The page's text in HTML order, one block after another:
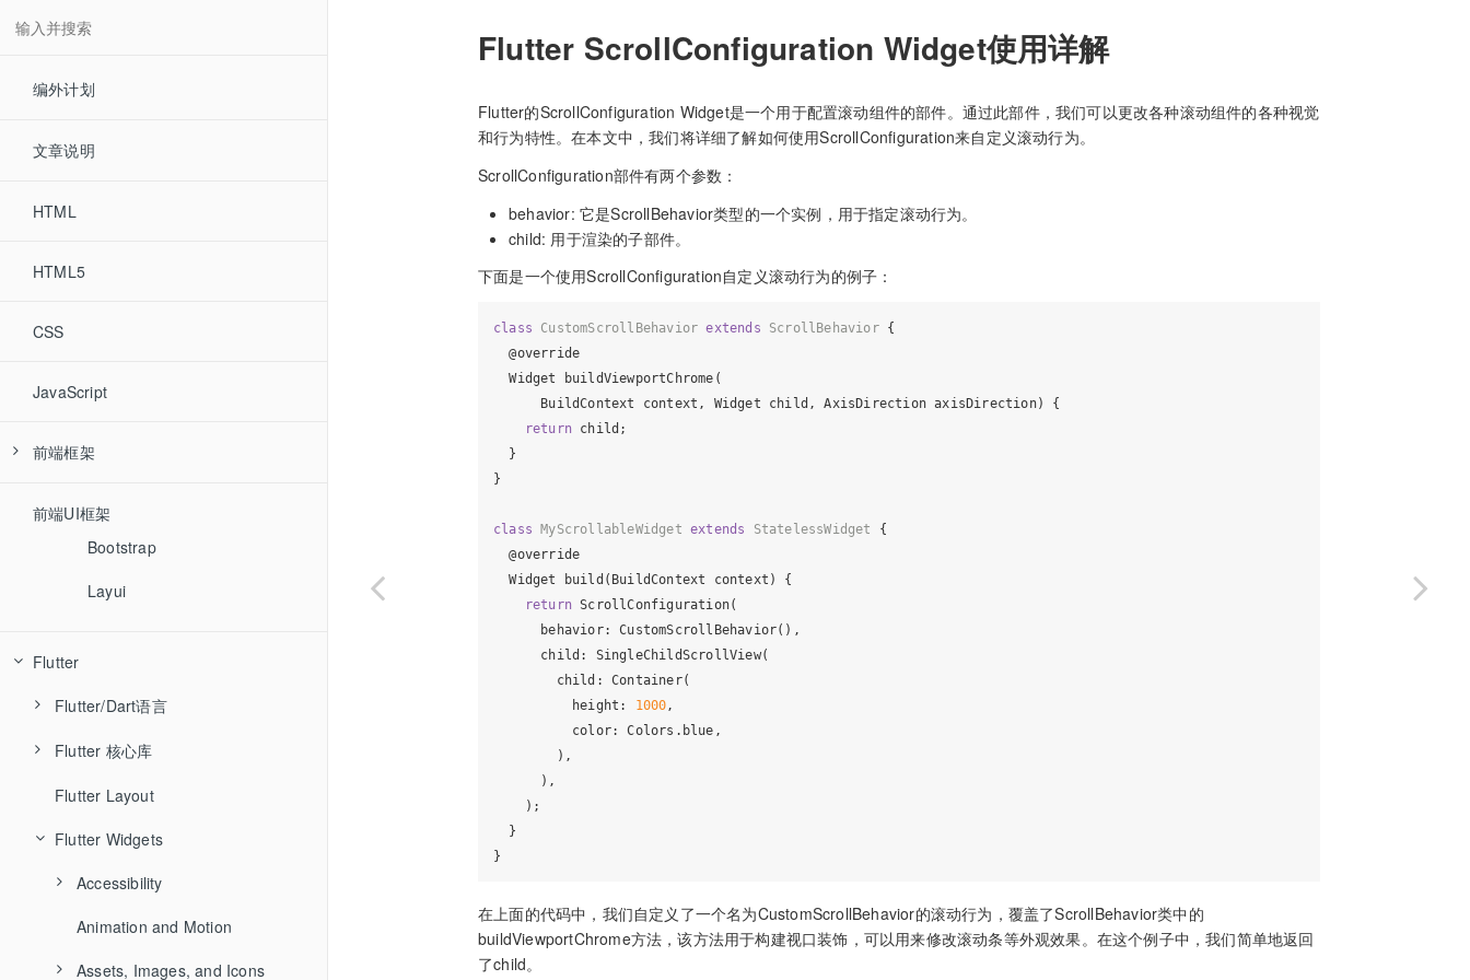
编外计划
文章说明
HTML
HTML5
CSS
JavaScript
前端框架
React
jQuery
Ember
Backbone
前端UI框架
Bootstrap
Layui
Flutter
Flutter/Dart语言
关键字
async
await
Flutter/Dart核心库
dart:async
dart:collection
dart:convert
dart:core
Flutter 核心库
animation
cupertino
foundation
gestures
material
Flutter Layout
Flutter Widgets
Accessibility
ExcludeSemantics
MergeSemantics
Animation and Motion
Assets, Images, and Icons
Flutter ScrollConfiguration Widget使用详解
Flutter的ScrollConfiguration Widget是一个用于配置滚动组件的部件。通过此部件，我们可以更改各种滚动组件的各种视觉
和行为特性。在本文中，我们将详细了解如何使用ScrollConfiguration来自定义滚动行为。
ScrollConfiguration部件有两个参数：
behavior: 它是ScrollBehavior类型的一个实例，用于指定滚动行为。
child: 用于渲染的子部件。
下面是一个使用ScrollConfiguration自定义滚动行为的例子：
class CustomScrollBehavior extends ScrollBehavior {
@override
  Widget buildViewportChrome(
      BuildContext context, Widget child, AxisDirection axisDirection) {
return child;
  }
}
class MyScrollableWidget extends StatelessWidget
{
@override
  Widget build(BuildContext context) {
return ScrollConfiguration(
      behavior: CustomScrollBehavior(),
      child: SingleChildScrollView(
        child: Container(
          height:
1000,
          color: Colors.blue,
        ),
      ),
    );
  }
在上面的代码中，我们自定义了一个名为CustomScrollBehavior的滚动行为，覆盖了ScrollBehavior类中的
buildViewportChrome方法，该方法用于构建视口装饰，可以用来修改滚动条等外观效果。在这个例子中，我们简单地返回
了child。